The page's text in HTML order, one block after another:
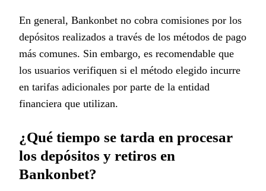
En general, Bankonbet no cobra comisiones por los
depósitos realizados a través de los métodos de pago
más comunes. Sin embargo, es recomendable que
los usuarios verifiquen si el método elegido incurre
en tarifas adicionales por parte de la entidad
financiera que utilizan.
¿Qué tiempo se tarda en procesar
los depósitos y retiros en
Bankonbet?